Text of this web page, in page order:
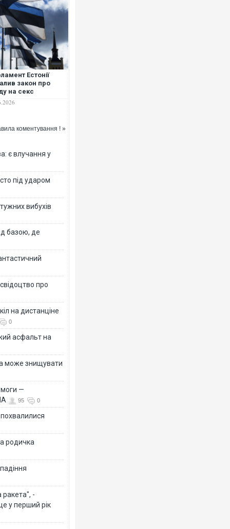
Естонії
закон про
на секс
коментування ! »
є влучання у
під ударом
вибухів
базою, де
про
на дистанціне
0
асфальт на
може знищувати
—
95 0
родичка
-
у перший рік